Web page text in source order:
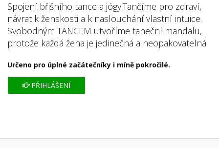
Spojení břišního tance a jógy.Tančíme pro zdraví,
návrat k ženskosti a k naslouchání vlastní intuice.
Svobodným TANCEM utvoříme taneční mandalu,
protože každá žena je jedinečná a neopakovatelná.
Určeno pro úplné začátečníky i míně pokročilé.
PŘIHLÁŠENÍ